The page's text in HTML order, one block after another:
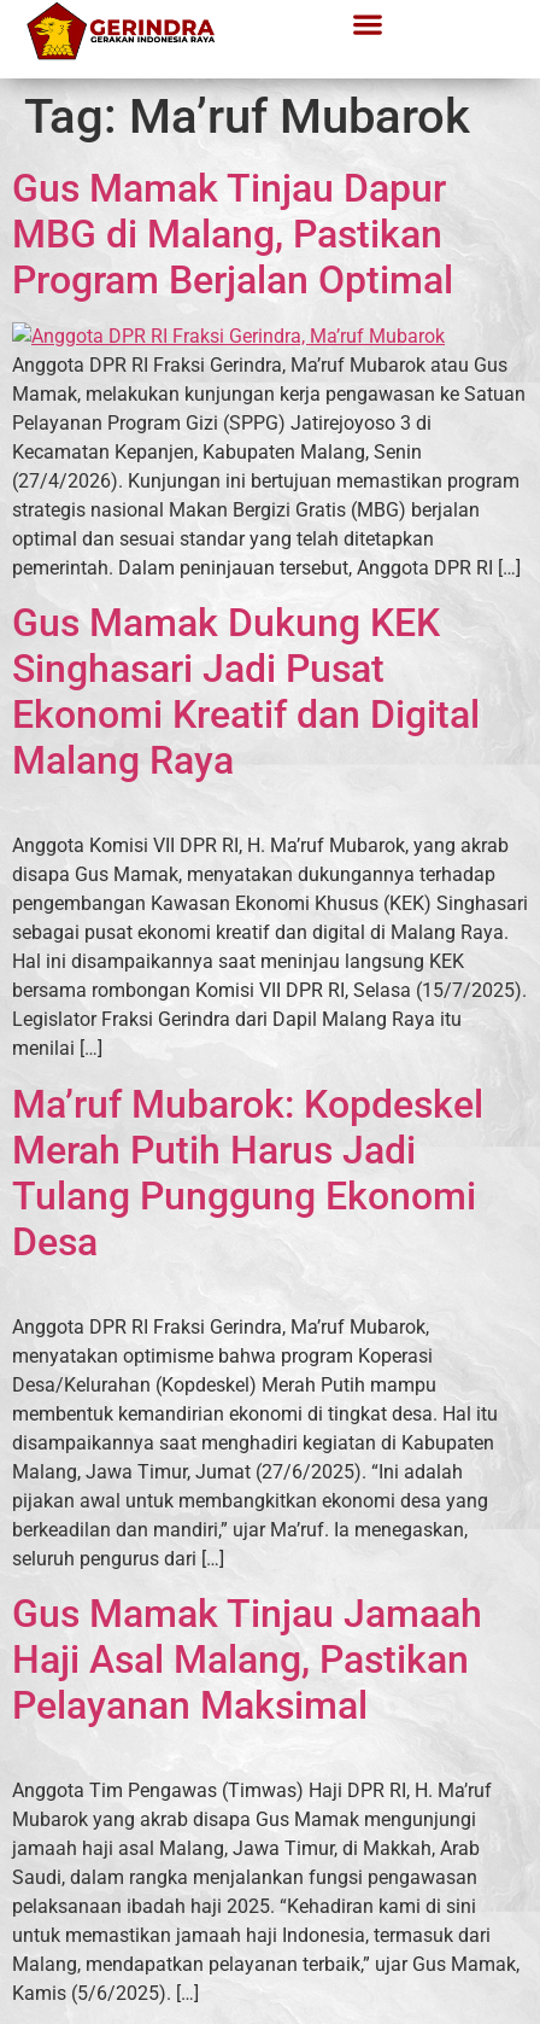
Tag: Ma’ruf Mubarok
Gus Mamak Tinjau Dapur
MBG di Malang, Pastikan
Program Berjalan Optimal
Anggota DPR RI Fraksi Gerindra, Ma’ruf Mubarok atau Gus
Mamak, melakukan kunjungan kerja pengawasan ke Satuan
Pelayanan Program Gizi (SPPG) Jatirejoyoso 3 di
Kecamatan Kepanjen, Kabupaten Malang, Senin
(27/4/2026). Kunjungan ini bertujuan memastikan program
strategis nasional Makan Bergizi Gratis (MBG) berjalan
optimal dan sesuai standar yang telah ditetapkan
pemerintah. Dalam peninjauan tersebut, Anggota DPR RI […]
Gus Mamak Dukung KEK
Singhasari Jadi Pusat
Ekonomi Kreatif dan Digital
Malang Raya
Anggota Komisi VII DPR RI, H. Ma’ruf Mubarok, yang akrab
disapa Gus Mamak, menyatakan dukungannya terhadap
pengembangan Kawasan Ekonomi Khusus (KEK) Singhasari
sebagai pusat ekonomi kreatif dan digital di Malang Raya.
Hal ini disampaikannya saat meninjau langsung KEK
bersama rombongan Komisi VII DPR RI, Selasa (15/7/2025).
Legislator Fraksi Gerindra dari Dapil Malang Raya itu
menilai […]
Ma’ruf Mubarok: Kopdeskel
Merah Putih Harus Jadi
Tulang Punggung Ekonomi
Desa
Anggota DPR RI Fraksi Gerindra, Ma’ruf Mubarok,
menyatakan optimisme bahwa program Koperasi
Desa/Kelurahan (Kopdeskel) Merah Putih mampu
membentuk kemandirian ekonomi di tingkat desa. Hal itu
disampaikannya saat menghadiri kegiatan di Kabupaten
Malang, Jawa Timur, Jumat (27/6/2025). “Ini adalah
pijakan awal untuk membangkitkan ekonomi desa yang
berkeadilan dan mandiri,” ujar Ma’ruf. Ia menegaskan,
seluruh pengurus dari […]
Gus Mamak Tinjau Jamaah
Haji Asal Malang, Pastikan
Pelayanan Maksimal
Anggota Tim Pengawas (Timwas) Haji DPR RI, H. Ma’ruf
Mubarok yang akrab disapa Gus Mamak mengunjungi
jamaah haji asal Malang, Jawa Timur, di Makkah, Arab
Saudi, dalam rangka menjalankan fungsi pengawasan
pelaksanaan ibadah haji 2025. “Kehadiran kami di sini
untuk memastikan jamaah haji Indonesia, termasuk dari
Malang, mendapatkan pelayanan terbaik,” ujar Gus Mamak,
Kamis (5/6/2025). […]